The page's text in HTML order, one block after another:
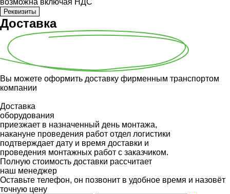
возможна включая НДС
Реквизиты
Доставка
Вы можете оформить доставку фирменным транспортом
компании
Доставка
оборудования
приезжает в назначенный день монтажа,
накануне проведения работ отдел логистики
подтверждает дату и время доставки и
проведения монтажных работ с заказчиком.
Полную стоимость доставки рассчитает
наш менеджер
Оставьте телефон, он позвонит в удобное время и назовёт
точную цену